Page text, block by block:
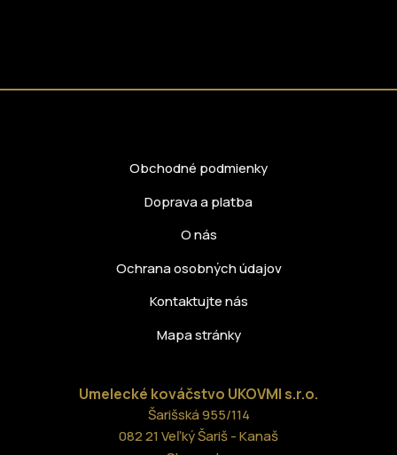
Obchodné podmienky
Doprava a platba
O nás
Ochrana osobných údajov
Kontaktujte nás
Mapa stránky
Umelecké kováčstvo UKOVMI s.r.o.
Šarišská 955/114
082 21 Veľký Šariš - Kanaš